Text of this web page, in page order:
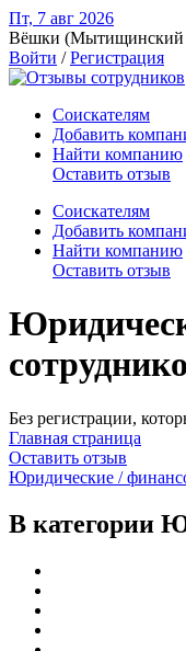
Пт, 7 авг 2026
Вёшки (Мытищинский
Войти /Регистрация
Соискателям
Добавить
Найти компанию
Оставить отзыв
Соискателям
Добавить
Найти компанию
Оставить отзыв
Без регистрации,
Главная страница
Оставить отзыв
Юридические /
В категории